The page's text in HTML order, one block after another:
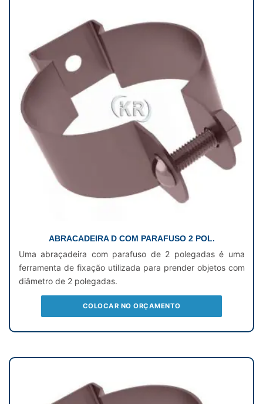
ABRACADEIRA D COM PARAFUSO 2 POL.
Uma abraçadeira com parafuso de 2 polegadas é uma
ferramenta de fixação utilizada para prender objetos com
diâmetro de 2 polegadas.
COLOCAR NO ORÇAMENTO